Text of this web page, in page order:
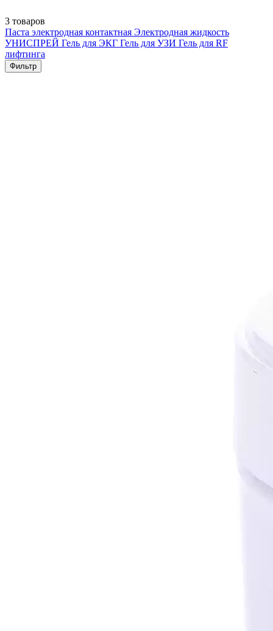
3 товаров
Паста электродная контактная Электродная жидкость
УНИСПРЕЙ Гель для ЭКГ Гель для УЗИ Гель для RF
лифтинга
Фильтр